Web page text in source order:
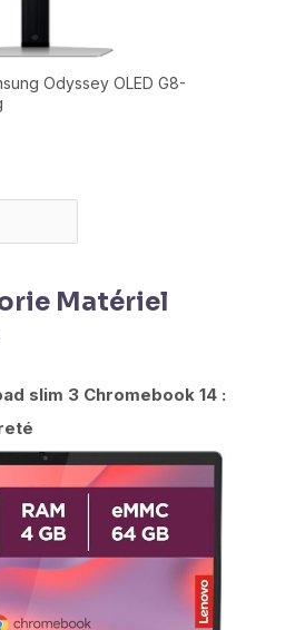
Odyssey OLED G8-
Matériel
slim 3 Chromebook 14 :